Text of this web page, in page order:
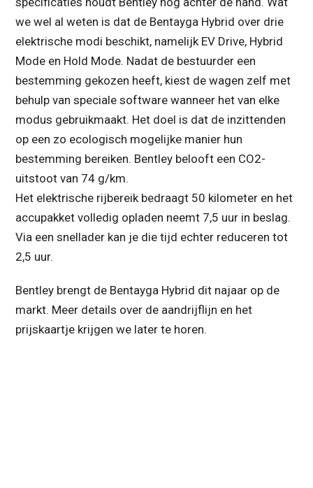
we wel al weten is dat de Bentayga Hybrid over drie
elektrische modi beschikt, namelijk EV Drive, Hybrid
Mode en Hold Mode. Nadat de bestuurder een
bestemming gekozen heeft, kiest de wagen zelf met
behulp van speciale software wanneer het van elke
modus gebruikmaakt. Het doel is dat de inzittenden
op een zo ecologisch mogelijke manier hun
bestemming bereiken. Bentley belooft een CO2-
uitstoot van 74 g/km.
Het elektrische rijbereik bedraagt 50 kilometer en het
accupakket volledig opladen neemt 7,5 uur in beslag.
Via een snellader kan je die tijd echter reduceren tot
2,5 uur.
Bentley brengt de Bentayga Hybrid dit najaar op de
markt. Meer details over de aandrijflijn en het
prijskaartje krijgen we later te horen.